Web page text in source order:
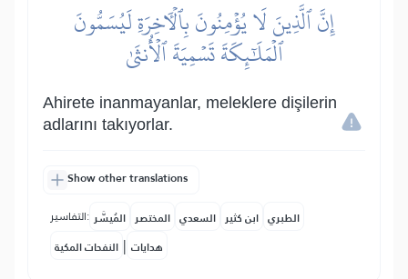
إِنَّ ٱلَّذِينَ لَا يُؤۡمِنُونَ بِٱلۡأٓخِرَةِ لَيُسَمُّونَ
ٱلۡمَلَٰٓئِكَةَ تَسۡمِيَةَ ٱلۡأُنثَىٰ
Ahirete inanmayanlar, meleklere dişilerin
adlarını takıyorlar.
Show other translations
التفاسير: المُيسَّر المختصر السعدي ابن كثير الطبري
النفحات المكية | هدايات